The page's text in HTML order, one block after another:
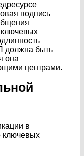
подпись
ключевых
должна быть
она
центрами.
в
ключевых